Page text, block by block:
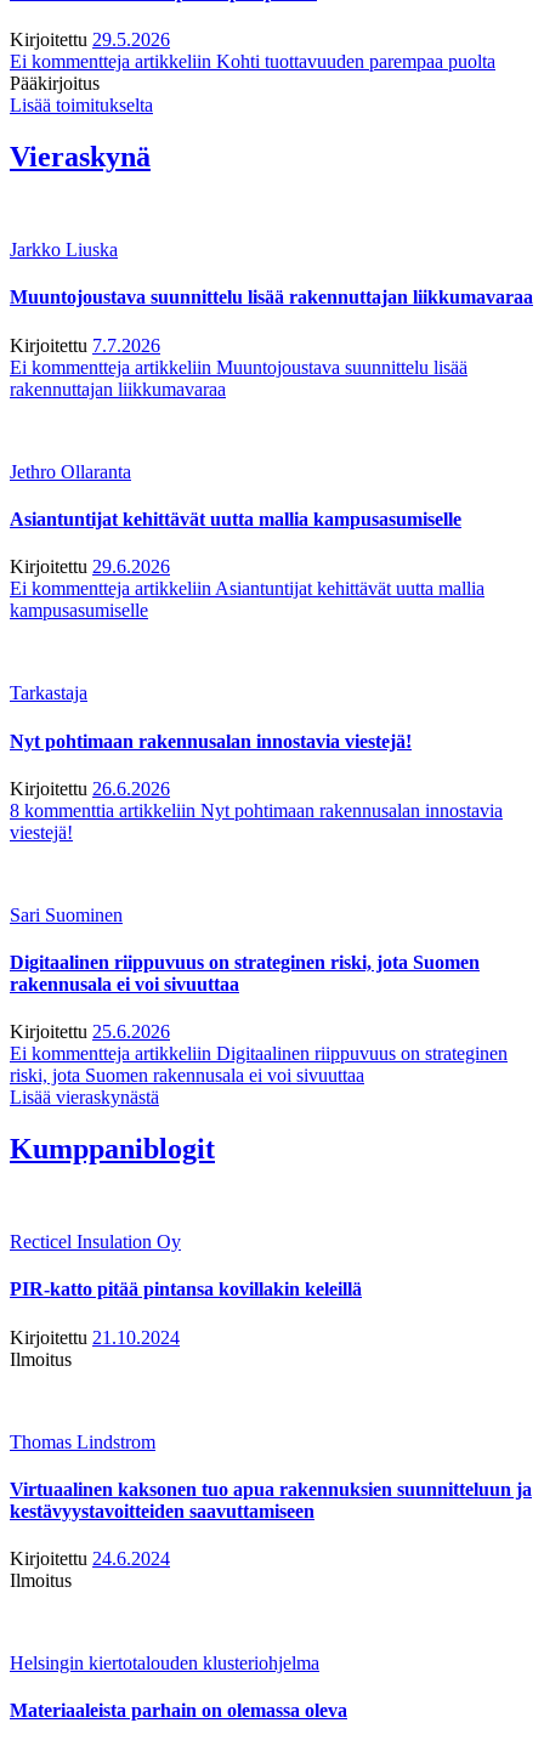
Kirjoitettu 29.5.2026
Ei kommentteja artikkeliin Kohti tuottavuuden parempaa puolta
Pääkirjoitus
Lisää toimitukselta
Vieraskynä
Jarkko Liuska
Muuntojoustava suunnittelu lisää rakennuttajan liikkumavaraa
Kirjoitettu 7.7.2026
Ei kommentteja artikkeliin Muuntojoustava suunnittelu lisää
rakennuttajan liikkumavaraa
Jethro Ollaranta
Asiantuntijat kehittävät uutta mallia kampusasumiselle
Kirjoitettu 29.6.2026
Ei kommentteja artikkeliin Asiantuntijat kehittävät uutta mallia
kampusasumiselle
Tarkastaja
Nyt pohtimaan rakennusalan innostavia viestejä!
Kirjoitettu 26.6.2026
8 kommenttia artikkeliin Nyt pohtimaan rakennusalan innostavia
viestejä!
Sari Suominen
Digitaalinen riippuvuus on strateginen riski, jota Suomen
rakennusala ei voi sivuuttaa
Kirjoitettu 25.6.2026
Ei kommentteja artikkeliin Digitaalinen riippuvuus on strateginen
riski, jota Suomen rakennusala ei voi sivuuttaa
Lisää vieraskynästä
Kumppaniblogit
Recticel Insulation Oy
PIR-katto pitää pintansa kovillakin keleillä
Kirjoitettu 21.10.2024
Ilmoitus
Thomas Lindstrom
Virtuaalinen kaksonen tuo apua rakennuksien suunnitteluun ja
kestävyystavoitteiden saavuttamiseen
Kirjoitettu 24.6.2024
Ilmoitus
Helsingin kiertotalouden klusteriohjelma
Materiaaleista parhain on olemassa oleva